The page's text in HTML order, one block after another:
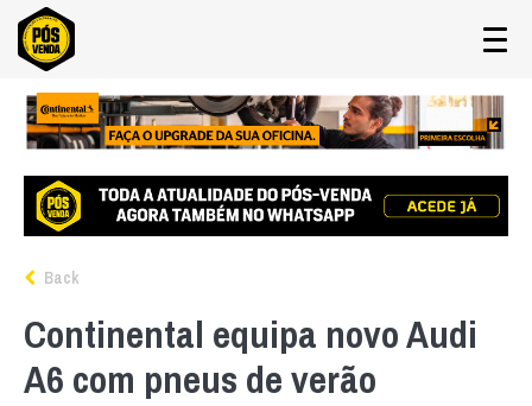
Back
Continental equipa novo Audi
A6 com pneus de verão